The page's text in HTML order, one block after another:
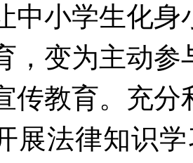
中小学生化
，变为主动参
传教育。 充分
展法律知识